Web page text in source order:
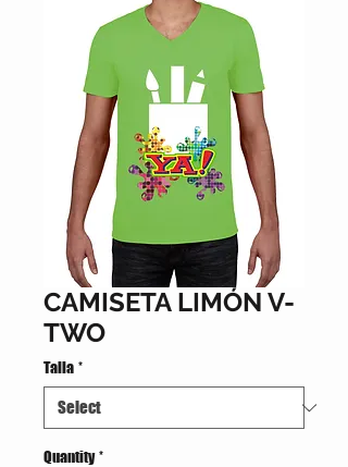
CAMISETA LIMÓN V-
TWO
Talla *
Quantity *